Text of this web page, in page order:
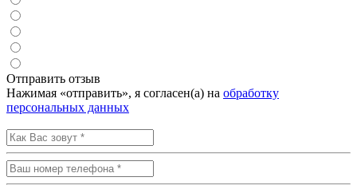
Отправить отзыв
Нажимая «отправить», я согласен(а) на обработку
персональных данных